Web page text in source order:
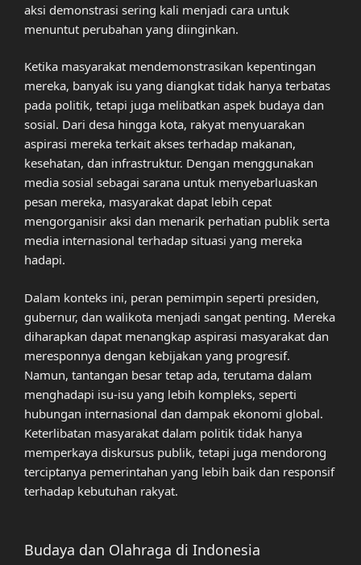
aksi demonstrasi sering kali menjadi cara untuk
menuntut perubahan yang diinginkan.
Ketika masyarakat mendemonstrasikan kepentingan
mereka, banyak isu yang diangkat tidak hanya terbatas
pada politik, tetapi juga melibatkan aspek budaya dan
sosial. Dari desa hingga kota, rakyat menyuarakan
aspirasi mereka terkait akses terhadap makanan,
kesehatan, dan infrastruktur. Dengan menggunakan
media sosial sebagai sarana untuk menyebarluaskan
pesan mereka, masyarakat dapat lebih cepat
mengorganisir aksi dan menarik perhatian publik serta
media internasional terhadap situasi yang mereka
hadapi.
Dalam konteks ini, peran pemimpin seperti presiden,
gubernur, dan walikota menjadi sangat penting. Mereka
diharapkan dapat menangkap aspirasi masyarakat dan
meresponnya dengan kebijakan yang progresif.
Namun, tantangan besar tetap ada, terutama dalam
menghadapi isu-isu yang lebih kompleks, seperti
hubungan internasional dan dampak ekonomi global.
Keterlibatan masyarakat dalam politik tidak hanya
memperkaya diskursus publik, tetapi juga mendorong
terciptanya pemerintahan yang lebih baik dan responsif
terhadap kebutuhan rakyat.
Budaya dan Olahraga di Indonesia